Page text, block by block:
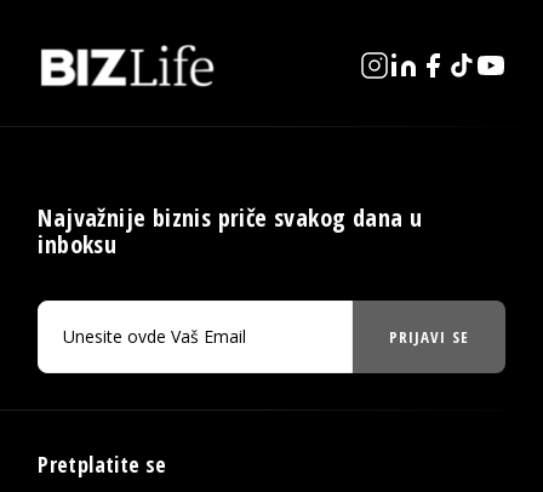
Najvažnije biznis priče svakog dana u
inboksu
PRIJAVI SE
Pretplatite se